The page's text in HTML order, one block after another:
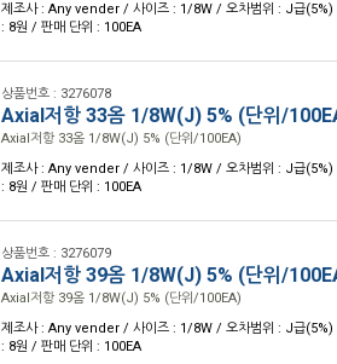
제조사 : Any vender / 사이즈 : 1/8W / 오차범위 : J급(5%)
: 8원 / 판매 단위 : 100EA
상품번호 : 3276078
Axial저항 33옴 1/8W(J) 5% (단위/
Axial저항 33옴 1/8W(J) 5% (단위/100EA)
제조사 : Any vender / 사이즈 : 1/8W / 오차범위 : J급(5%)
: 8원 / 판매 단위 : 100EA
상품번호 : 3276079
Axial저항 39옴 1/8W(J) 5% (단위/
Axial저항 39옴 1/8W(J) 5% (단위/100EA)
제조사 : Any vender / 사이즈 : 1/8W / 오차범위 : J급(5%)
: 8원 / 판매 단위 : 100EA